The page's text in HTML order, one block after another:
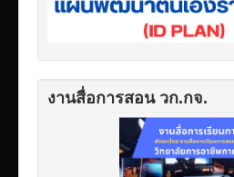
งานสื่อการสอน วก.กจ.